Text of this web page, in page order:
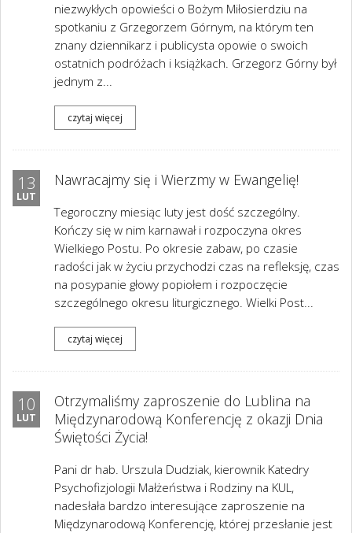
niezwykłych opowieści o Bożym Miłosierdziu na
spotkaniu z Grzegorzem Górnym, na którym ten
znany dziennikarz i publicysta opowie o swoich
ostatnich podróżach i książkach. Grzegorz Górny był
jednym z...
czytaj więcej
13
LUT
Nawracajmy się i Wierzmy w Ewangelię!
Tegoroczny miesiąc luty jest dość szczególny.
Kończy się w nim karnawał i rozpoczyna okres
Wielkiego Postu. Po okresie zabaw, po czasie
radości jak w życiu przychodzi czas na refleksję, czas
na posypanie głowy popiołem i rozpoczęcie
szczególnego okresu liturgicznego. Wielki Post...
czytaj więcej
10
LUT
Otrzymaliśmy zaproszenie do Lublina na
Międzynarodową Konferencję z okazji Dnia
Świętości Życia!
Pani dr hab. Urszula Dudziak, kierownik Katedry
Psychofizjologii Małżeństwa i Rodziny na KUL,
nadesłała bardzo interesujące zaproszenie na
Międzynarodową Konferencję, której przesłanie jest